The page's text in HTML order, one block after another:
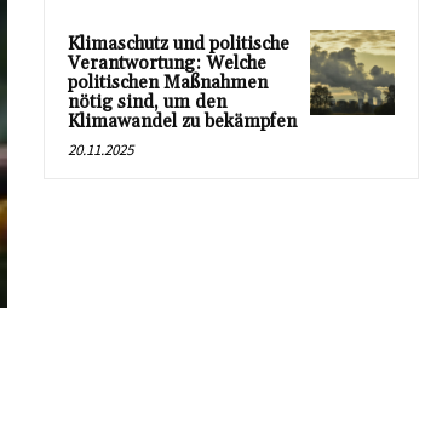
Klimaschutz und politische
Verantwortung: Welche
politischen Maßnahmen
nötig sind, um den
Klimawandel zu bekämpfen
20.11.2025